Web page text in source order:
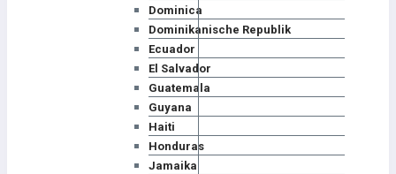
Dominica
Dominikanische Republik
Ecuador
El Salvador
Guatemala
Guyana
Haiti
Honduras
Jamaika